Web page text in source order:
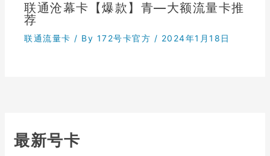
联通沧幕卡【爆款】青—大额流量卡推
荐
联通流量卡 / By 172号卡官方 / 2024年1月18日
最新号卡